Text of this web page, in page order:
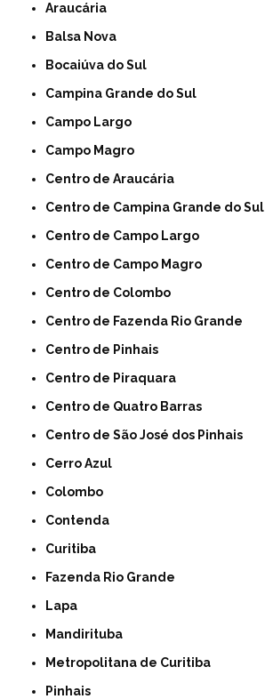
Araucária
Balsa Nova
Bocaiúva do Sul
Campina Grande do Sul
Campo Largo
Campo Magro
Centro de Araucária
Centro de Campina Grande do Sul
Centro de Campo Largo
Centro de Campo Magro
Centro de Colombo
Centro de Fazenda Rio Grande
Centro de Pinhais
Centro de Piraquara
Centro de Quatro Barras
Centro de São José dos Pinhais
Cerro Azul
Colombo
Contenda
Curitiba
Fazenda Rio Grande
Lapa
Mandirituba
Metropolitana de Curitiba
Pinhais